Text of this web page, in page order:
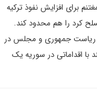
برای افزایش نفوذ ترکیه
کرد را هم محدود کند.
ریاست جمهوری و مجلس در
با اقداماتی در سوریه یک